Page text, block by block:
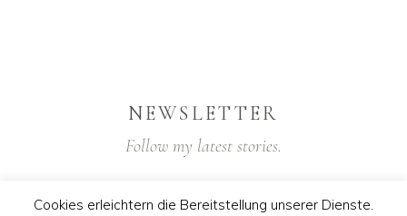
NEWSLETTER
Follow my latest stories.
Cookies erleichtern die Bereitstellung unserer Dienste.